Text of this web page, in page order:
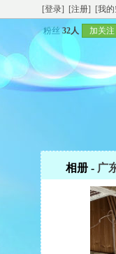
[登录] [注册] [我
粉丝32人 加关注
相册 - 广